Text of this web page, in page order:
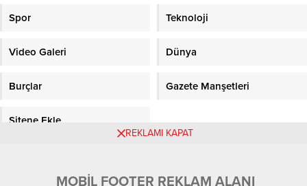
Spor Teknoloji
Video Galeri Dünya
Burçlar Gazete Manşetleri
Sitene Ekle
REKLAMI KAPAT
MOBİL FOOTER REKLAM ALANI